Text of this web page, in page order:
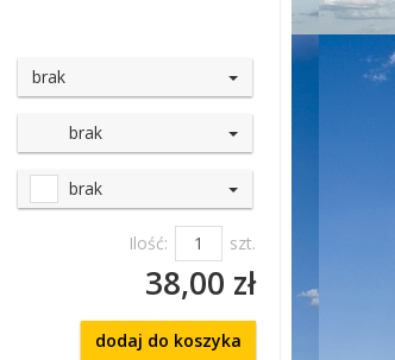
brak
brak
brak
Ilość: szt.
38,00 zł
dodaj do koszyka